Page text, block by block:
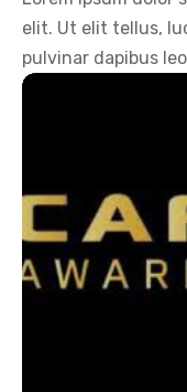
elit. Ut elit tellus,
pulvinar dapibus